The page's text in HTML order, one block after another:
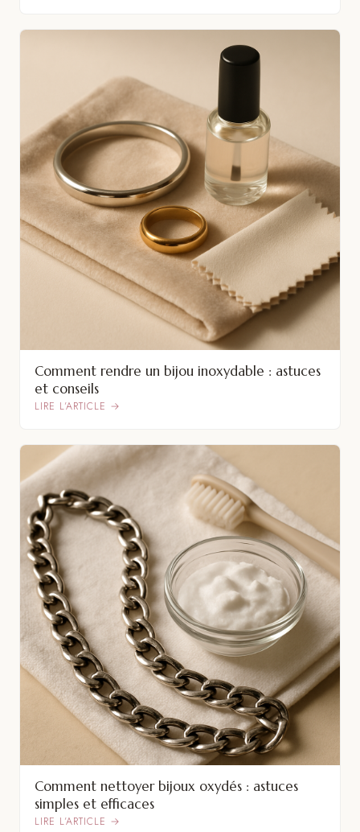
Comment rendre un bijou inoxydable : astuces
et conseils
LIRE L’ARTICLE →
Comment nettoyer bijoux oxydés : astuces
simples et efficaces
LIRE L’ARTICLE →